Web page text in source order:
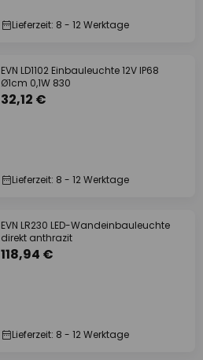
Lieferzeit: 8 - 12 Werktage
EVN LD1102 Einbauleuchte 12V IP68
Ø1cm 0,1W 830
32,12 €
Lieferzeit: 8 - 12 Werktage
EVN LR230 LED-Wandeinbauleuchte
direkt anthrazit
118,94 €
Lieferzeit: 8 - 12 Werktage